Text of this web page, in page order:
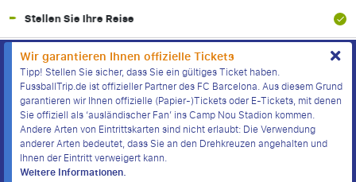
100% Finanzielle Absicherung
Wir garantieren Ihnen offizielle Tickets
Tipp! Stellen Sie sicher, dass Sie ein gültiges Ticket haben.
FussballTrip.de ist offizieller Partner des FC Barcelona. Aus diesem Grund
garantieren wir Ihnen offizielle (Papier-)Tickets oder E-Tickets, mit denen
Sie offiziell als ‘ausländischer Fan’ ins Camp Nou Stadion kommen.
Andere Arten von Eintrittskarten sind nicht erlaubt: Die Verwendung
anderer Arten bedeutet, dass Sie an den Drehkreuzen angehalten und
Ihnen der Eintritt verweigert kann.
Weitere Informationen.